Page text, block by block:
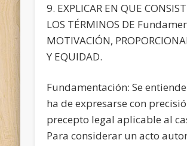
9. EXPLICAR EN QUE
LOS TÉRMINOS DE
MOTIVACIÓN,
Y EQUIDAD.
Fundamentación: Se
ha de expresarse con
precepto legal aplicable al
Para considerar un acto